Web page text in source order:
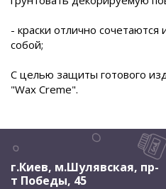
- краски отлично
собой;
С целью защиты готового
"Wax Creme".
г.Киев, м.Шулявская, пр-
т Победы, 45